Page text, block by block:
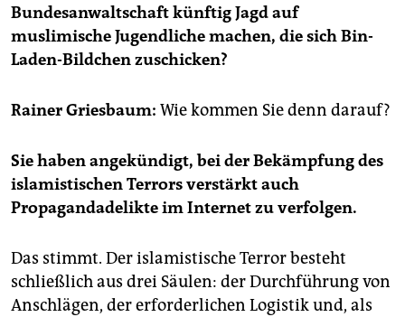
genossenschaft
epaper login
Bundesanwaltschaft künftig Jagd auf
muslimische Jugendliche machen, die sich Bin-
Laden-Bildchen zuschicken?
Rainer Griesbaum: Wie kommen Sie denn darauf?
Sie haben angekündigt, bei der Bekämpfung des
islamistischen Terrors verstärkt auch
Propagandadelikte im Internet zu verfolgen.
Das stimmt. Der islamistische Terror besteht
schließlich aus drei Säulen: der Durchführung von
Anschlägen, der erforderlichen Logistik und, als